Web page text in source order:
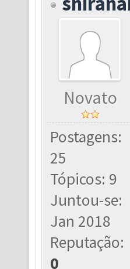
Novato
Postagens:
25
Tópicos: 9
Juntou-se:
Jan 2018
Reputação:
0